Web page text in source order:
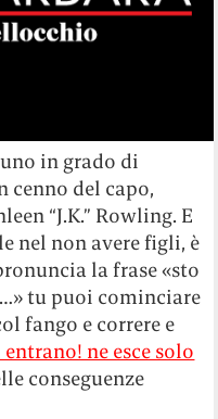
in grado di
cenno del capo,
“J.K.” Rowling. E
nel non avere figli, è
la frase «sto
tu puoi cominciare
fango e correre e
ne esce solo
conseguenze